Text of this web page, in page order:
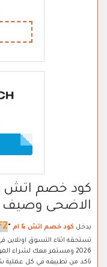
كود خصم اتش
الاضحى وصيف 2026
يدخل كود خصم اتش & ام "
تستحقه اثناء التسوق
2026 ومستمر معك لشراء
تاكد من تطبيقه في كل عملية